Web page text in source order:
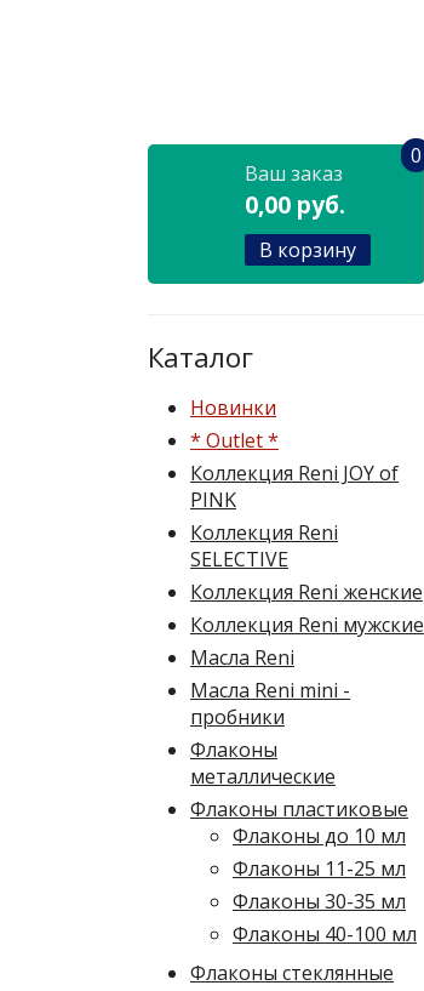
Ваш заказ
0,00 руб.
0
В корзину
Каталог
Новинки
* Outlet *
Коллекция Reni JOY of
PINK
Коллекция Reni
SELECTIVE
Коллекция Reni женские
Коллекция Reni мужские
Масла Reni
Масла Reni mini -
пробники
Флаконы
металлические
Флаконы пластиковые
Флаконы до 10 мл
Флаконы 11-25 мл
Флаконы 30-35 мл
Флаконы 40-100 мл
Флаконы стеклянные